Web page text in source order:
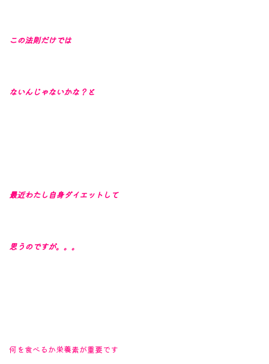
この法則だけでは
ないんじゃないかな？と
最近わたし自身ダイエットして
思うのですが。。。
何を食べるか栄養素が重要です